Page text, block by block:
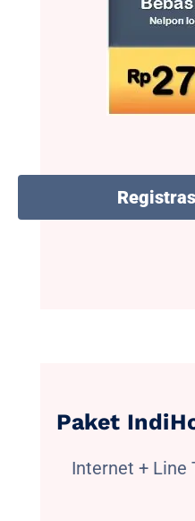
Paket
Internet + Line